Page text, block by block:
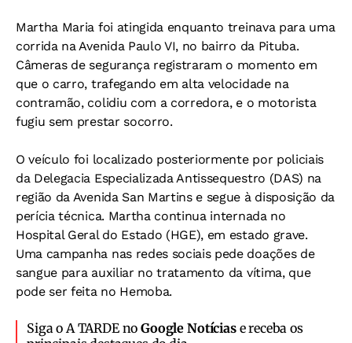
Martha Maria foi atingida enquanto treinava para uma
corrida na Avenida Paulo VI, no bairro da Pituba.
Câmeras de segurança registraram o momento em
que o carro, trafegando em alta velocidade na
contramão, colidiu com a corredora, e o motorista
fugiu sem prestar socorro.
O veículo foi localizado posteriormente por policiais
da Delegacia Especializada Antissequestro (DAS) na
região da Avenida San Martins e segue à disposição da
perícia técnica. Martha continua internada no
Hospital Geral do Estado (HGE), em estado grave.
Uma campanha nas redes sociais pede doações de
sangue para auxiliar no tratamento da vítima, que
pode ser feita no Hemoba.
Siga o A TARDE noGoogle Notíciase receba os